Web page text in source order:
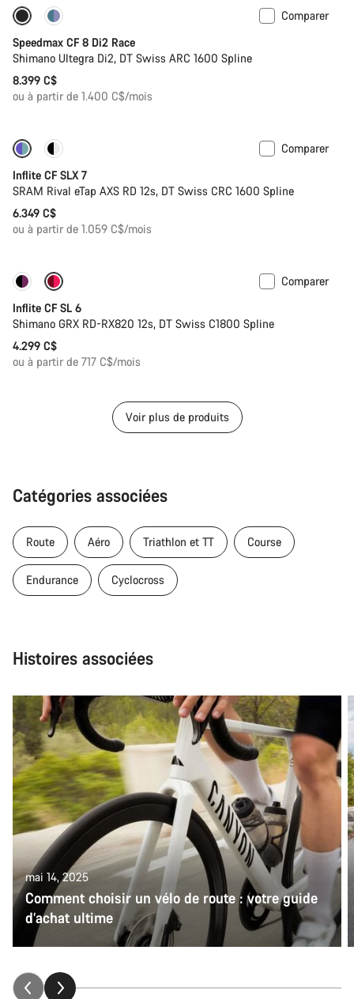
Inclut un système d’hydratation
Capteur de puissance
Comparer
Speedmax CF 8 Di2 Race
Shimano Ultegra Di2, DT Swiss ARC 1600 Spline
8.399 C$
ou à partir de 1.400 C$/mois
Capteur de puissance
Comparer
Inflite CF SLX 7
SRAM Rival eTap AXS RD 12s, DT Swiss CRC 1600 Spline
6.349 C$
ou à partir de 1.059 C$/mois
Comparer
Inflite CF SL 6
Shimano GRX RD-RX820 12s, DT Swiss C1800 Spline
4.299 C$
ou à partir de 717 C$/mois
Voir plus de produits
Catégories associées
Route Aéro Triathlon et TT Course
Endurance Cyclocross
Histoires associées
mai 14, 2025
Comment choisir un vélo de route : votre guide
d’achat ultime